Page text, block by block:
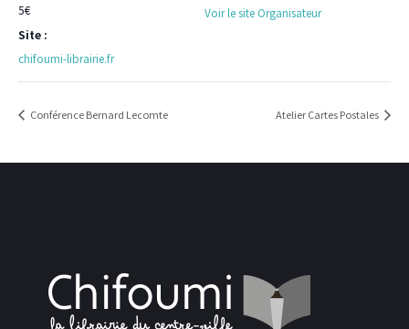
5€
Site :
chifoumi-librairie.fr
Voir le site Organisateur
Conférence Bernard Lecomte Atelier Cartes Postales